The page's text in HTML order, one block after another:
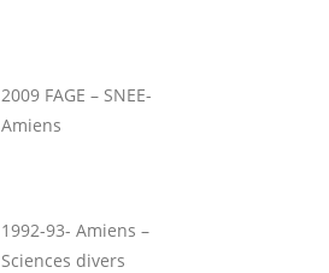
2009 FAGE – SNEE-
Amiens
1992-93- Amiens –
Sciences divers